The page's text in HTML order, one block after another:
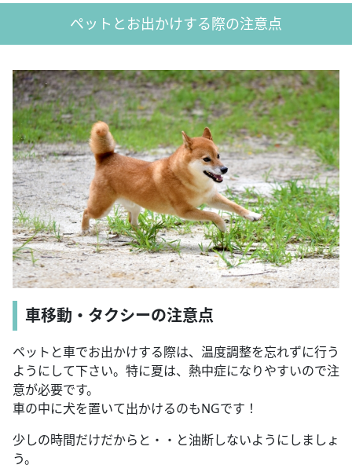
ペットとお出かけする際の注意点
車移動・タクシーの注意点
ペットと車でお出かけする際は、温度調整を忘れずに行う
ようにして下さい。特に夏は、熱中症になりやすいので注
意が必要です。
車の中に犬を置いて出かけるのもNGです！
少しの時間だけだからと・・と油断しないようにしましょ
う。